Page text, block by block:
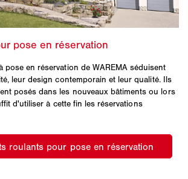
pose en réservation de WAREMA séduisent
leur design contemporain et leur qualité. Ils
posés dans les nouveaux bâtiments ou lors
d'utiliser à cette fin les réservations